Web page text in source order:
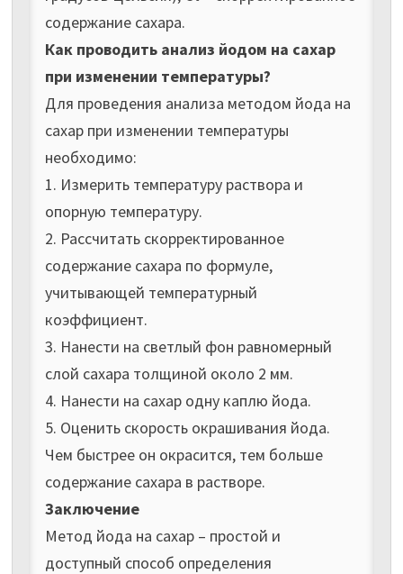
содержание сахара.
Как проводить анализ йодом на сахар
при изменении температуры?
Для проведения анализа методом йода на
сахар при изменении температуры
необходимо:
1. Измерить температуру раствора и
опорную температуру.
2. Рассчитать скорректированное
содержание сахара по формуле,
учитывающей температурный
коэффициент.
3. Нанести на светлый фон равномерный
слой сахара толщиной около 2 мм.
4. Нанести на сахар одну каплю йода.
5. Оценить скорость окрашивания йода.
Чем быстрее он окрасится, тем больше
содержание сахара в растворе.
Заключение
Метод йода на сахар – простой и
доступный способ определения